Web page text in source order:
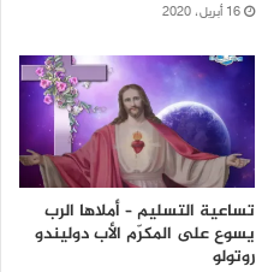
16 أبريل، 2020
تساعية التسليم – أملاها الرب
يسوع على المكرّم الأب دوليندو
روتولو